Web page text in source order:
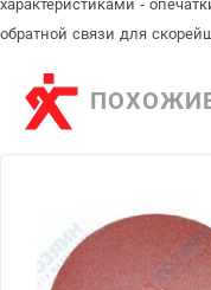
характеристиками -
обратной связи для